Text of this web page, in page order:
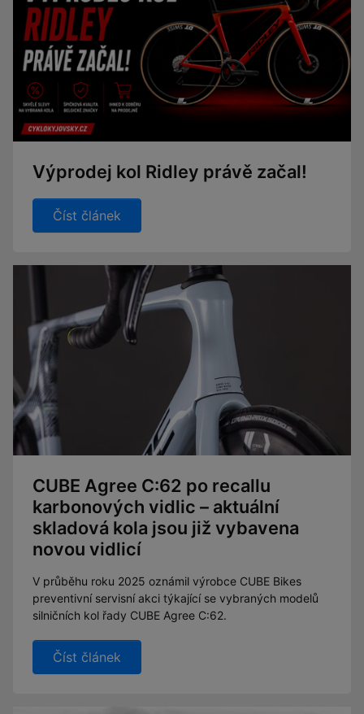
Výprodej kol Ridley právě začal!
Číst článek
CUBE Agree C:62 po recallu
karbonových vidlic – aktuální
skladová kola jsou již vybavena
novou vidlicí
V průběhu roku 2025 oznámil výrobce CUBE Bikes
preventivní servisní akci týkající se vybraných modelů
silničních kol řady CUBE Agree C:62.
Číst článek